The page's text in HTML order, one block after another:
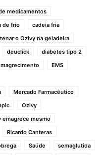
medicamentos
de frio
cadeia fria
o Ozivy na geladeira
deuclick
diabetes tipo 2
EMS
Mercado Farmacêutico
Ozivy
emagrece mesmo
Ricardo Canteras
Saúde
semaglutida